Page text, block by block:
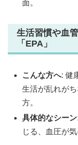
面。
生活習慣や血
「EPA」
こんな方へ: 健
生活が乱れが
方。
具体的なシーン
じる、血圧が